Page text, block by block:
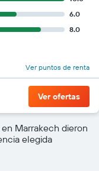
6.0
8.0
Ver puntos de renta
Ver ofertas
Marrakech dieron
elegida